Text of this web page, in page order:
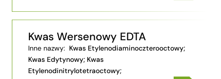
Kwas Wersenowy EDTA
Inne nazwy: Kwas Etylenodiaminoczterooctowy;
Kwas Edytynowy; Kwas
Etylenodinitrylotetraoctowy;